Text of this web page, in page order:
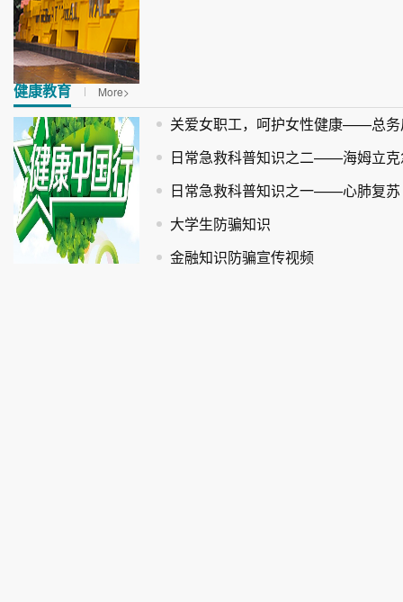
健康教育 More>
关爱女职工，呵护女性健康——总务后勤管理处主办“宫颈癌前病
日常急救科普知识之二——海姆立克
日常急救科普知识之一——心肺复苏
大学生防骗知识
金融知识防骗宣传视频